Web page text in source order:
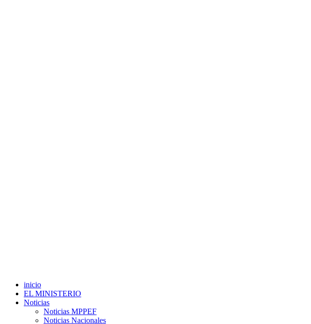
inicio
EL MINISTERIO
Noticias
Noticias MPPEF
Noticias Nacionales